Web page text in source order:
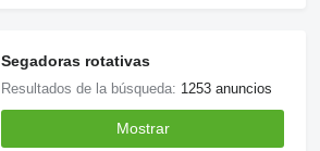
Segadoras rotativas
Resultados de la búsqueda: 1253 anuncios
Mostrar